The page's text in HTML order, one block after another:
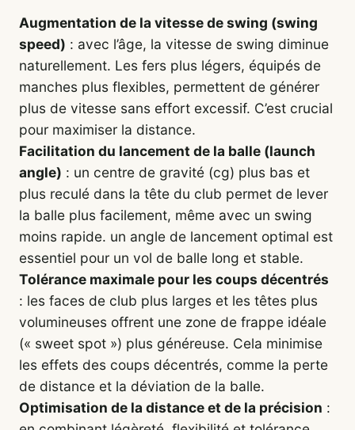
Augmentation de la vitesse de swing (swing
speed) : avec l’âge, la vitesse de swing diminue
naturellement. Les fers plus légers, équipés de
manches plus flexibles, permettent de générer
plus de vitesse sans effort excessif. C’est crucial
pour maximiser la distance.
Facilitation du lancement de la balle (launch
angle) : un centre de gravité (cg) plus bas et
plus reculé dans la tête du club permet de lever
la balle plus facilement, même avec un swing
moins rapide. un angle de lancement optimal est
essentiel pour un vol de balle long et stable.
Tolérance maximale pour les coups décentrés
: les faces de club plus larges et les têtes plus
volumineuses offrent une zone de frappe idéale
(« sweet spot ») plus généreuse. Cela minimise
les effets des coups décentrés, comme la perte
de distance et la déviation de la balle.
Optimisation de la distance et de la précision :